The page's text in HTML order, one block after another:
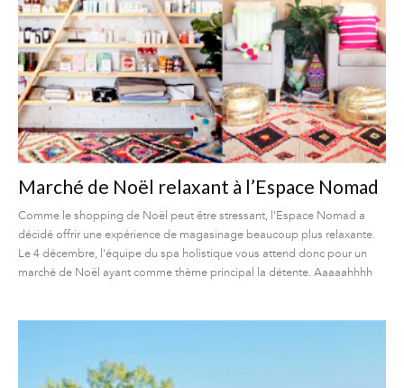
Marché de Noël relaxant à l’Espace Nomad
Comme le shopping de Noël peut être stressant, l'Espace Nomad a
décidé offrir une expérience de magasinage beaucoup plus relaxante.
Le 4 décembre, l'équipe du spa holistique vous attend donc pour un
marché de Noël ayant comme thème principal la détente. Aaaaahhhh